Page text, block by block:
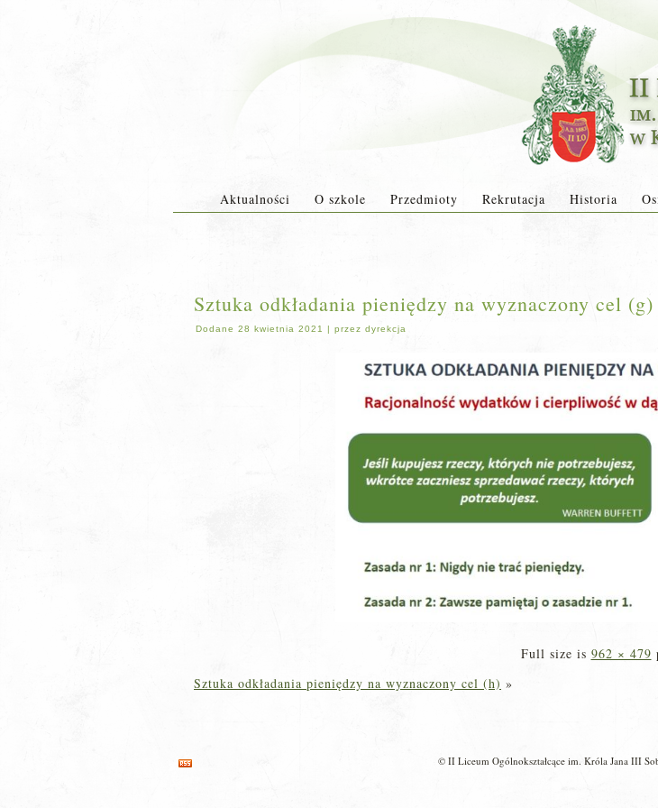
Aktualności O szkole Przedmioty Rekrutacja Historia
Sztuka odkładania pieniędzy na wyznaczony cel (g)
Dodane 28 kwietnia 2021 | przez dyrekcja
Full size is 962 × 479
Sztuka odkładania pieniędzy na wyznaczony cel (h) »
© II Liceum Ogólnokształcące im. Króla Jana III